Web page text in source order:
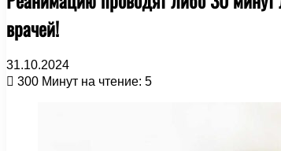
врачей!
31.10.2024
300 Минут на чтение: 5